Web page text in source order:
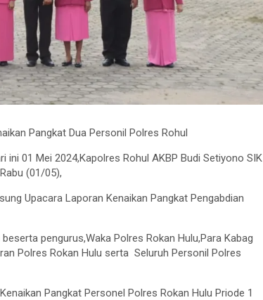
Pangkat Dua Personil Polres Rohul
01 Mei 2024,Kapolres Rohul AKBP Budi Setiyono SIK
(01/05),
Upacara Laporan Kenaikan Pangkat Pengabdian
pengurus,Waka Polres Rokan Hulu,Para Kabag
Polres Rokan Hulu serta Seluruh Personil Polres
Pangkat Personel Polres Rokan Hulu Priode 1